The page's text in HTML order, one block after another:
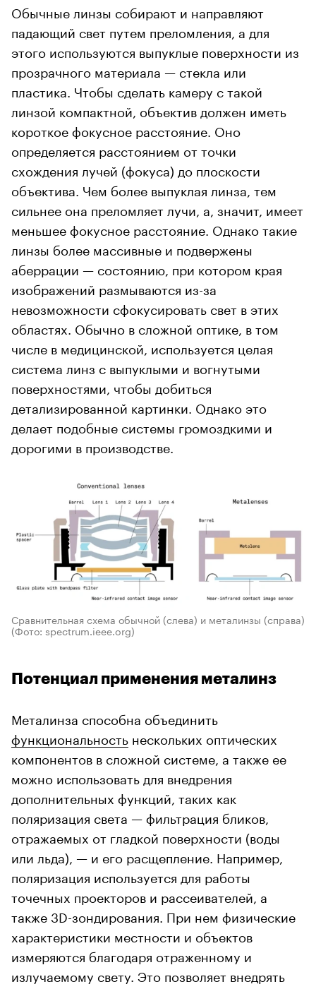
Обычные линзы собирают и направляют
падающий свет путем преломления, а для
этого используются выпуклые поверхности из
прозрачного материала — стекла или
пластика. Чтобы сделать камеру с такой
линзой компактной, объектив должен иметь
короткое фокусное расстояние. Оно
определяется расстоянием от точки
схождения лучей (фокуса) до плоскости
объектива. Чем более выпуклая линза, тем
сильнее она преломляет лучи, а, значит, имеет
меньшее фокусное расстояние. Однако такие
линзы более массивные и подвержены
аберрации — состоянию, при котором края
изображений размываются из-за
невозможности сфокусировать свет в этих
областях. Обычно в сложной оптике, в том
числе в медицинской, используется целая
система линз с выпуклыми и вогнутыми
поверхностями, чтобы добиться
детализированной картинки. Однако это
делает подобные системы громоздкими и
дорогими в производстве.
Сравнительная схема обычной (слева) и металинзы (справа)
(Фото: spectrum.ieee.org)
Потенциал применения металинз
Металинза способна объединить
функциональность нескольких оптических
компонентов в сложной системе, а также ее
можно использовать для внедрения
дополнительных функций, таких как
поляризация света — фильтрация бликов,
отражаемых от гладкой поверхности (воды
или льда), — и его расщепление. Например,
поляризация используется для работы
точечных проекторов и рассеивателей, а
также 3D-зондирования. При нем физические
характеристики местности и объектов
измеряются благодаря отраженному и
излучаемому свету. Это позволяет внедрять